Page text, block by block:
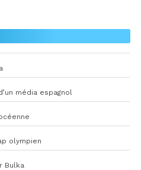
média espagnol
olympien
Bulka